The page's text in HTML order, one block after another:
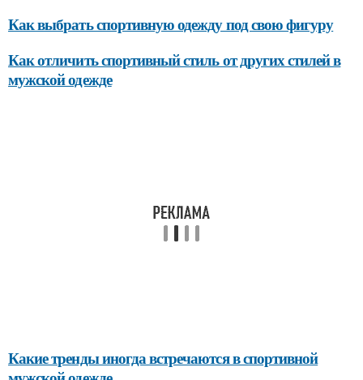
Как выбрать спортивную одежду под свою фигуру
Как отличить спортивный стиль от других стилей в
мужской одежде
Какие тренды иногда встречаются в спортивной